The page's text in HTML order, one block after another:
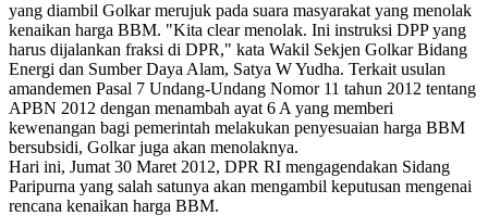
yang diambil Golkar merujuk pada suara masyarakat yang menolak
kenaikan harga BBM. "Kita clear menolak. Ini instruksi DPP yang
harus dijalankan fraksi di DPR," kata Wakil Sekjen Golkar Bidang
Energi dan Sumber Daya Alam, Satya W Yudha. Terkait usulan
amandemen Pasal 7 Undang-Undang Nomor 11 tahun 2012 tentang
APBN 2012 dengan menambah ayat 6 A yang memberi
kewenangan bagi pemerintah melakukan penyesuaian harga BBM
bersubsidi, Golkar juga akan menolaknya.
Hari ini, Jumat 30 Maret 2012, DPR RI mengagendakan Sidang
Paripurna yang salah satunya akan mengambil keputusan mengenai
rencana kenaikan harga BBM.